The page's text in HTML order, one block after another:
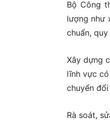
Bộ Công
lượng như
chuẩn,
Xây dựng
lĩnh vực
chuyển
Rà soát,